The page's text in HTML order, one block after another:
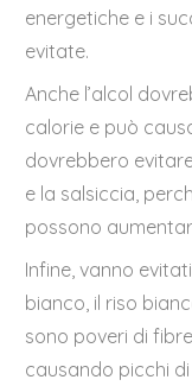
energetiche e i
evitate.
Anche l’alcol
calorie e può
dovrebbero
e la salsiccia,
possono
Infine, vanno
bianco, il riso
sono poveri di
causando picchi